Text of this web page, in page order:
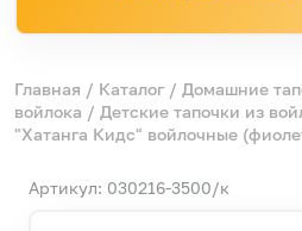
Главная / Каталог / Домашние
войлока / Детские тапочки из
"Хатанга Кидс" войлочные
Артикул: 030216-3500/к